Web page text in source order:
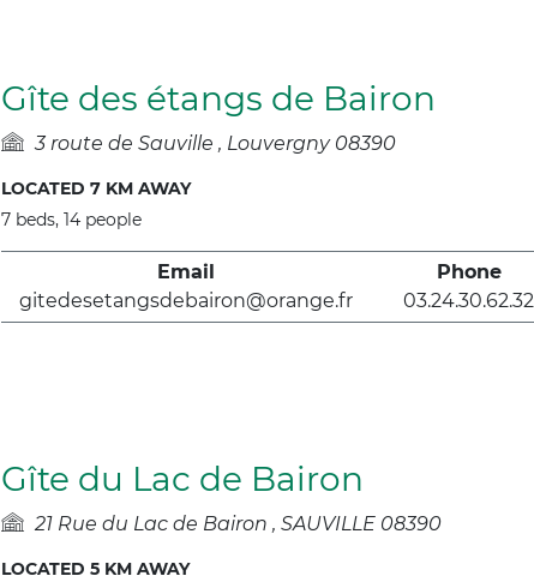
Gîte des étangs de Bairon
3 route de Sauville Louvergny 08390
LOCATED 7 KM AWAY
7 beds, 14 people
Email
gitedesetangsdebairon@orange.fr
Phone
03.24.30.62.32
Gîte du Lac de Bairon
21 Rue du Lac de Bairon SAUVILLE 08390
LOCATED 5 KM AWAY